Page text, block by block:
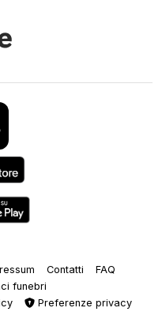
Contatti
FAQ
funebri
Preferenze privacy